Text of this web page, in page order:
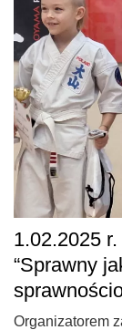
1.02.2025
“Sprawny
Organizatorem